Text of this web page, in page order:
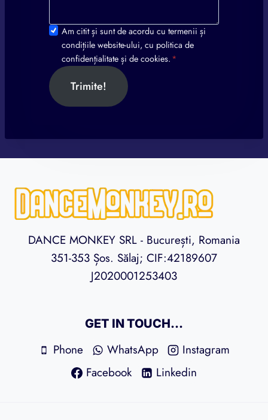
Am citit și sunt de acordu cu termenii și
condițiile website-ului, cu politica de
confidențialitate și de cookies. *
Trimite!
DANCE MONKEY SRL - București, Romania
351-353 Șos. Sălaj; CIF:42189607
J2020001253403
GET IN TOUCH...
Phone WhatsApp
Instagram
Facebook
Linkedin